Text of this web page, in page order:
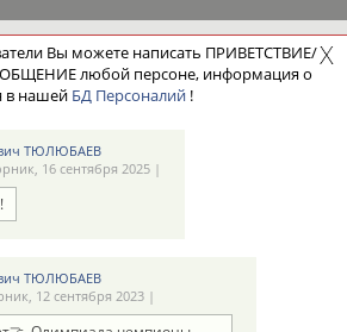
НАШИ КНОПКИ РЕКЛАМА
деятельности
Вы можете написать ПРИВЕТСТВИЕ/
любой персоне, информация о
в нашей БД Персоналий!
ТЮЛЮБАЕВ
16 сентября 2025 |
ТЮЛЮБАЕВ
12 сентября 2023 |